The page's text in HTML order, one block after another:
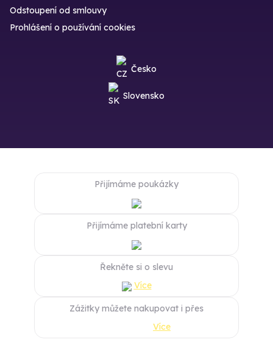
Odstoupení od smlouvy
Prohlášení o používání cookies
Česko
Slovensko
Přijímáme poukázky
Přijímáme platební karty
Řekněte si o slevu
Více
Zážitky můžete nakupovat i přes
Více